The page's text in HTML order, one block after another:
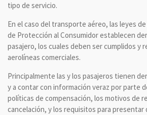
tipo de servicio.
En el caso del transporte aéreo, las leyes
de Protección al Consumidor establecen
pasajero, los cuales deben ser cumplidos y
aerolíneas comerciales.
Principalmente las y los pasajeros tienen
y a contar con información veraz por parte
políticas de compensación, los motivos de
cancelación, y los requisitos para presentar